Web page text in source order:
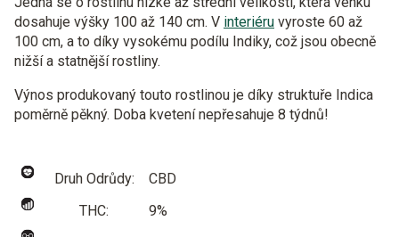
dosahuje výšky 100 až 140 cm. V interiéru vyroste 60 až
100 cm, a to díky vysokému podílu Indiky, což jsou obecně
nižší a statnější rostliny.
Výnos produkovaný touto rostlinou je díky struktuře Indica
poměrně pěkný. Doba kvetení nepřesahuje 8 týdnů!
Druh Odrůdy:
CBD
THC:
9%